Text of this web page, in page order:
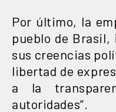
Por último, la
pueblo de Brasil,
sus creencias
libertad de
a la
autoridades”.